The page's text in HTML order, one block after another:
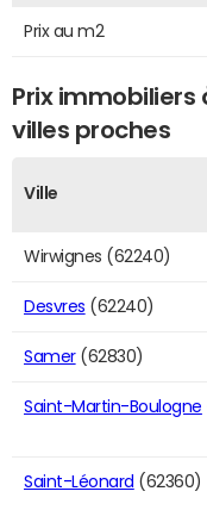
Prix au m2
Prix immobiliers
villes proches
Ville
Wirwignes (62240)
Desvres (62240)
Samer(62830)
Saint-Martin-Boulogne
Saint-Léonard (62360)